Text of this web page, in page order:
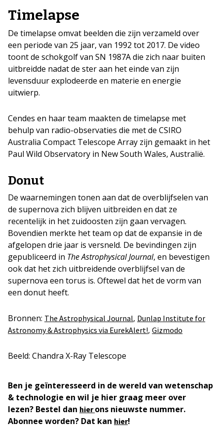
Timelapse
De timelapse omvat beelden die zijn verzameld over
een periode van 25 jaar, van 1992 tot 2017. De video
toont de schokgolf van SN 1987A die zich naar buiten
uitbreidde nadat de ster aan het einde van zijn
levensduur explodeerde en materie en energie
uitwierp.
Cendes en haar team maakten de timelapse met
behulp van radio-observaties die met de CSIRO
Australia Compact Telescope Array zijn gemaakt in het
Paul Wild Observatory in New South Wales, Australië.
Donut
De waarnemingen tonen aan dat de overblijfselen van
de supernova zich blijven uitbreiden en dat ze
recentelijk in het zuidoosten zijn gaan vervagen.
Bovendien merkte het team op dat de expansie in de
afgelopen drie jaar is versneld. De bevindingen zijn
gepubliceerd in The Astrophysical Journal, en bevestigen
ook dat het zich uitbreidende overblijfsel van de
supernova een torus is. Oftewel dat het de vorm van
een donut heeft.
Bronnen: The Astrophysical Journal, Dunlap Institute for
Astronomy & Astrophysics via EurekAlert!, Gizmodo
Beeld: Chandra X-Ray Telescope
Ben je geïnteresseerd in de wereld van wetenschap
& technologie en wil je hier graag meer over
lezen? Bestel dan hierons nieuwste nummer.
Abonnee worden? Dat kan hier!